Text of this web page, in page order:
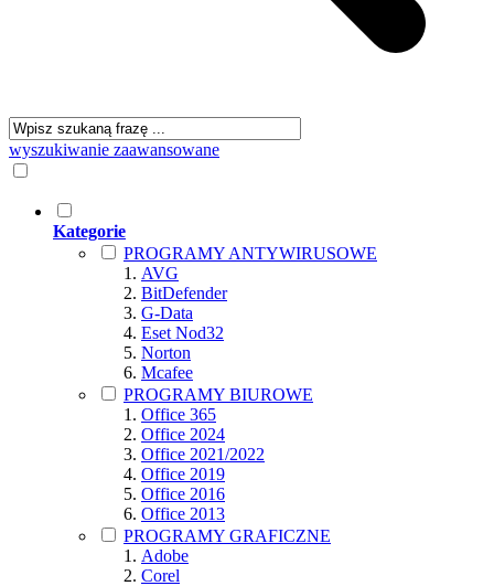
wyszukiwanie zaawansowane
Kategorie
PROGRAMY ANTYWIRUSOWE
AVG
BitDefender
G-Data
Eset Nod32
Norton
Mcafee
PROGRAMY BIUROWE
Office 365
Office 2024
Office 2021/2022
Office 2019
Office 2016
Office 2013
PROGRAMY GRAFICZNE
Adobe
Corel